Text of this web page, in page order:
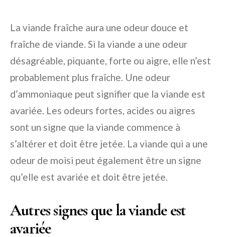
La viande fraîche aura une odeur douce et
fraîche de viande. Si la viande a une odeur
désagréable, piquante, forte ou aigre, elle n’est
probablement plus fraîche. Une odeur
d’ammoniaque peut signifier que la viande est
avariée. Les odeurs fortes, acides ou aigres
sont un signe que la viande commence à
s’altérer et doit être jetée. La viande qui a une
odeur de moisi peut également être un signe
qu’elle est avariée et doit être jetée.
Autres signes que la viande est
avariée